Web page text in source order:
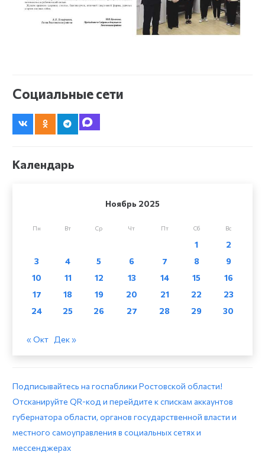
Социальные сети
Календарь
Ноябрь 2025
Пн Вт Ср Чт Пт Сб Вс
1
2
3
4 5 6 7 8
9
10
11 12 13 14 15
16
17
18 19 20 21 22
23
24
25 26 27 28 29 30
« Окт Дек »
Подписывайтесь на госпаблики Ростовской области!
Отсканируйте QR-код и перейдите к спискам аккаунтов
губернатора области, органов государственной власти и
местного самоуправления в социальных сетях и
мессенджерах